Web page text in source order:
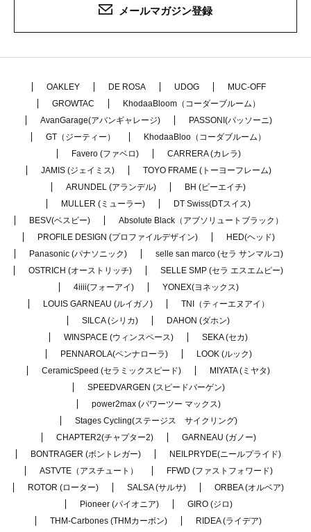
メールマガジン登録
OAKLEY DE ROSA UDOG
MUC-OFF
GROWTAC
KhodaaBloom（コーダーブルーム）
AvanGarage(アバンギャレージ)
PASSONI(パッソーニ)
GT（ジーティー）
KhodaaBloo（コーダブルーム）
Favero (ファベロ)
CARRERA (カレラ)
JAMIS (ジェイミス)
TOYO FRAME (トーヨーフレーム)
ARUNDEL (アランデル)
BH (ビーエイチ)
MULLER (ミューラー)
DT Swiss(DTスイス)
BESV(ベスビー)
Absolute Black（アブソリュートブラック）
PROFILE DESIGN (プロファイルデザイン)
HED(ヘッド)
Panasonic (パナソニック)
selle san marco (セラ サンマルコ)
OSTRICH (オーストリッチ)
SELLE SMP (セラ エスエムピー)
4iiii(フォーアイ)
YONEX(ヨネックス)
LOUIS GARNEAU (ルイガノ)
TNI（ティーエヌアイ）
SILCA (シリカ)
DAHON (ダホン)
WINSPACE (ウィンスペース)
SEKA (セカ)
PENNAROLA(ペンナローラ)
LOOK (ルック)
CeramicSpeed (セラミックスピード)
MIYATA (ミヤタ)
SPEEDVARGEN (スピードバーゲン)
power2max (パワーツー マックス)
Stages Cycling(ステージス サイクリング)
CHAPTER2(チャプター2)
GARNEAU (ガノー)
BONTRAGER (ボントレガー)
NEILPRYDE(ニールプライド)
ASTVTE（アスチュート）
FFWD (ファストフォワード)
ROTOR (ローター)
SALSA (サルサ)
ORBEA (オルベア)
Pioneer (パイオニア)
GIRO (ジロ)
THM-Carbones (THMカーボン)
RIDEA (ライデア)